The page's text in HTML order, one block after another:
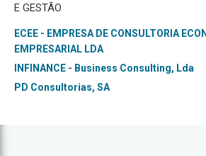
E GESTÃO
ECEE - EMPRESA DE CONSULTORIA
EMPRESARIAL LDA
INFINANCE - Business Consulting, Lda
PD Consultorias, SA